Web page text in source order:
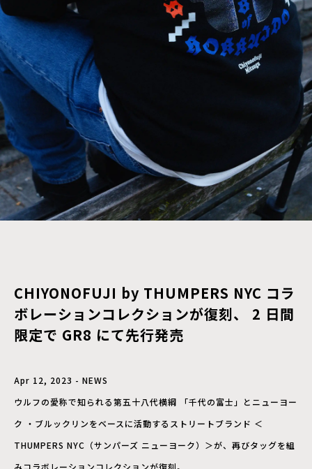
CHIYONOFUJI by THUMPERS NYC コラ
ボレーションコレクションが復刻、 2 ⽇間
限定で GR8 にて先⾏発売
Apr 12, 2023 - NEWS
ウルフの愛称で知られる第五⼗⼋代横綱 「千代の富⼠」とニューヨー
ク ・ブルックリンをベースに活動するストリートブランド ＜
THUMPERS NYC（サンパーズ ニューヨーク）＞が、再びタッグを組
みコラボレーションコレクションが復刻。